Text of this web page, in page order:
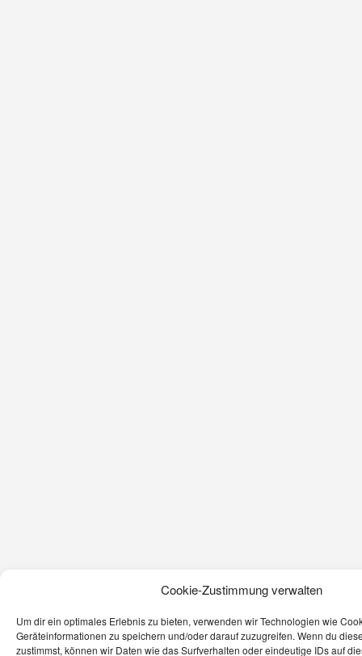
Cookie-Zustimmung verwalten
Um dir ein optimales Erlebnis zu bieten, verwenden wir Technologien wie
Geräteinformationen zu speichern und/oder darauf zuzugreifen. Wenn du
zustimmst, können wir Daten wie das Surfverhalten oder eindeutige IDs auf